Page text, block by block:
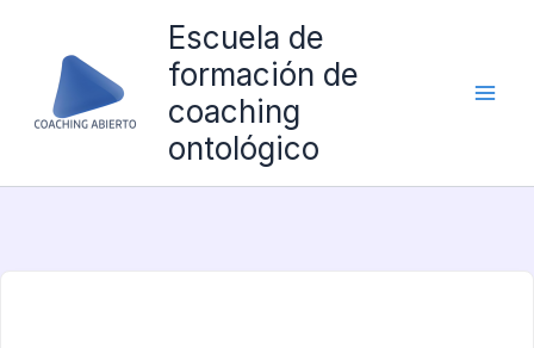
contenido
Escuela de
formación de
coaching
ontológico